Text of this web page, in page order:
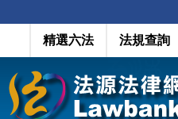
精選六法 法規查詢